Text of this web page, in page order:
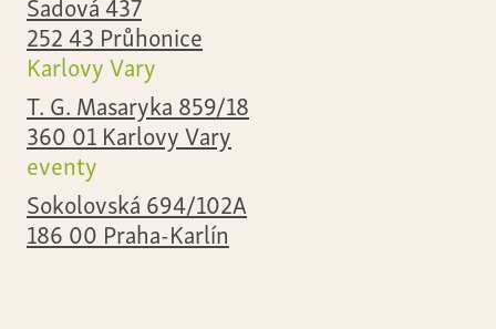
252 43 Průhonice
Karlovy Vary
T. G. Masaryka 859/18
360 01 Karlovy Vary
eventy
Sokolovská 694/102A
186 00 Praha-Karlín